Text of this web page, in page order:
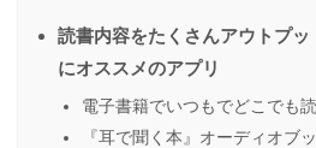
読書内容をたくさんアウトプッ
にオススメのアプリ
電子書籍でいつもでどこでも読
『耳で聞く本』オーディオブ